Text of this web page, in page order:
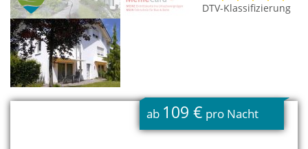
DTV-Klassifizierung
ab 109 € pro Nacht